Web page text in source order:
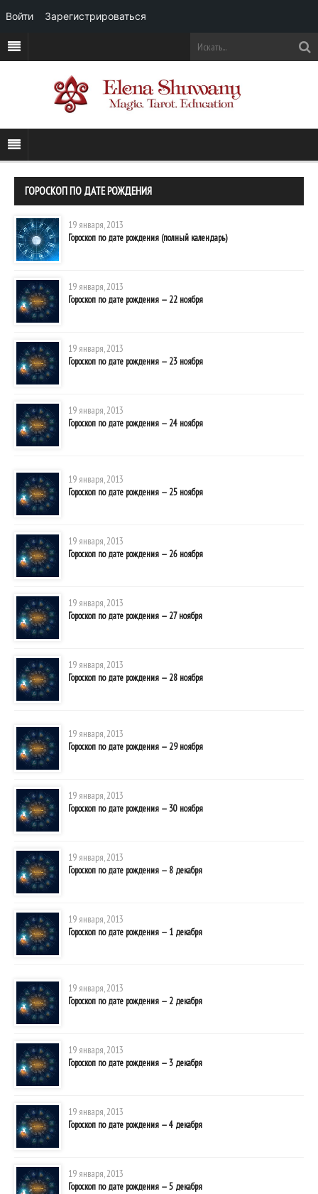
ГОРОСКОП ПО ДАТЕ РОЖДЕНИЯ
19 января, 2013
Гороскоп по дате рождения (полный календарь)
19 января, 2013
Гороскоп по дате рождения — 22 ноября
19 января, 2013
Гороскоп по дате рождения — 23 ноября
19 января, 2013
Гороскоп по дате рождения — 24 ноября
19 января, 2013
Гороскоп по дате рождения — 25 ноября
19 января, 2013
Гороскоп по дате рождения — 26 ноября
19 января, 2013
Гороскоп по дате рождения — 27 ноября
19 января, 2013
Гороскоп по дате рождения — 28 ноября
19 января, 2013
Гороскоп по дате рождения — 29 ноября
19 января, 2013
Гороскоп по дате рождения — 30 ноября
19 января, 2013
Гороскоп по дате рождения — 8 декабря
19 января, 2013
Гороскоп по дате рождения — 1 декабря
19 января, 2013
Гороскоп по дате рождения — 2 декабря
19 января, 2013
Гороскоп по дате рождения — 3 декабря
19 января, 2013
Гороскоп по дате рождения — 4 декабря
19 января, 2013
Гороскоп по дате рождения — 5 декабря
Войти Зарегистрироваться